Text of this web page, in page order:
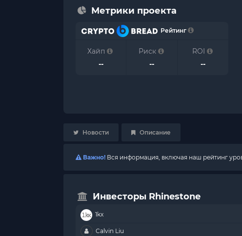
Метрики проекта
Рейтинг
Хайп
--
Риск
--
ROI
--
Новости Описание
Важно! Вся информация, включая наш рейтинг
Инвесторы Rhinestone
1kx
Calvin Liu